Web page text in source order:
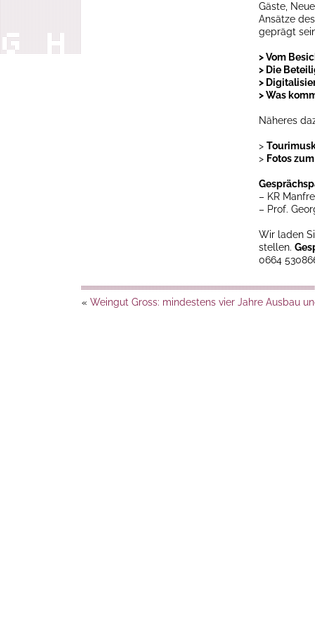
Gäste,
Ansätze
geprägt
> Vom
> Die
>
> Was
Näheres
>
> Fotos
– KR
– Prof.
Wir laden
stellen.
0664
« Weingut Gross: mindestens vier Jahre Ausbau